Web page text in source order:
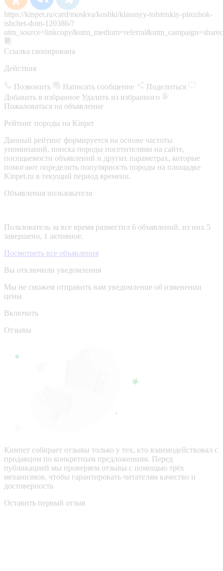
https://kinpet.ru/card/moskva/koshki/klassnyy-tolstenkiy-pirozhok-
ishchet-dom-120386/?
Ссылка скопирована
Действия
Позвонить Написать сообщение
Поделиться
Добавить в избранное Удалить из избранного
Пожаловаться на объявление
Рейтинг породы на Kinpet
Данный рейтинг формируется на основе частоты
упоминаний, поиска породы посетителями на сайте,
посещаемости объявлений и других параметрах, которые
помогают определить популярность породы на площадке
Kinpet.ru в текущий период времени.
Объявления пользователя
Пользователь за все время разместил 6 объявлений, из них 5
завершено, 1 активное.
Посмотреть все объявления
Вы отключили уведомления
Мы не сможем отправить вам уведомление об изменении
цены
Включить
Отзывы
Кинпет собирает отзывы только у тех, кто взаимодействовал с
продавцом по конкретным предложениям. Перед
публикацией мы проверяем отзывы с помощью трёх
механизмов, чтобы гарантировать читателям качество и
достоверность
Оставить первый отзыв